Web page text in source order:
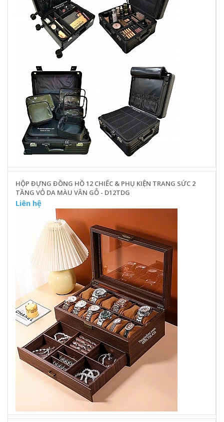
HỘP ĐỰNG ĐỒNG HỒ 12 CHIẾC & PHỤ KIỆN TRANG SỨC 2
TẦNG VỎ DA MÀU VÂN GỖ - D12TDG
Liên hệ